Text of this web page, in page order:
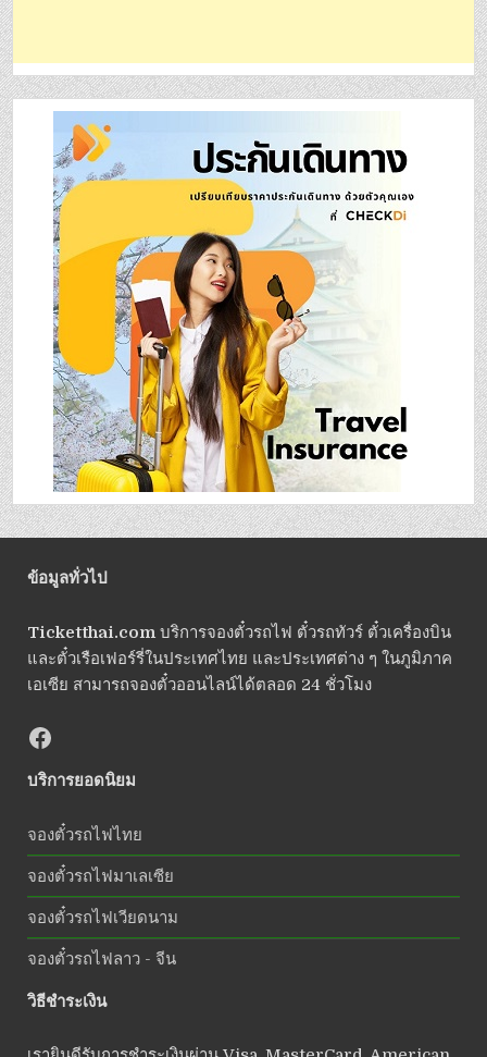
ข้อมูลทั่วไป
Ticketthai.comบริการจองตั๋วรถไฟ ตั๋วรถทัวร์ ตั๋วเครื่องบิน
และตั๋วเรือเฟอร์รี่ในประเทศไทย และประเทศต่าง ๆ ในภูมิภาค
เอเซีย สามารถจองตั๋วออนไลน์ได้ตลอด 24 ชั่วโมง
บริการยอดนิยม
จองตั๋วรถไฟไทย
จองตั๋วรถไฟมาเลเซีย
จองตั๋วรถไฟเวียดนาม
จองตั๋วรถไฟลาว - จีน
วิธีชำระเงิน